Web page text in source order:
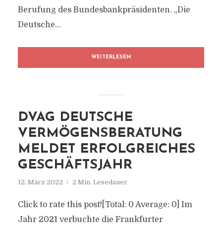
Berufung des Bundesbankpräsidenten. „Die
Deutsche...
WEITERLESEN
DVAG DEUTSCHE
VERMÖGENSBERATUNG
MELDET ERFOLGREICHES
GESCHÄFTSJAHR
12. März 2022 2 Min. Lesedauer
Click to rate this post![Total: 0 Average: 0] Im
Jahr 2021 verbuchte die Frankfurter